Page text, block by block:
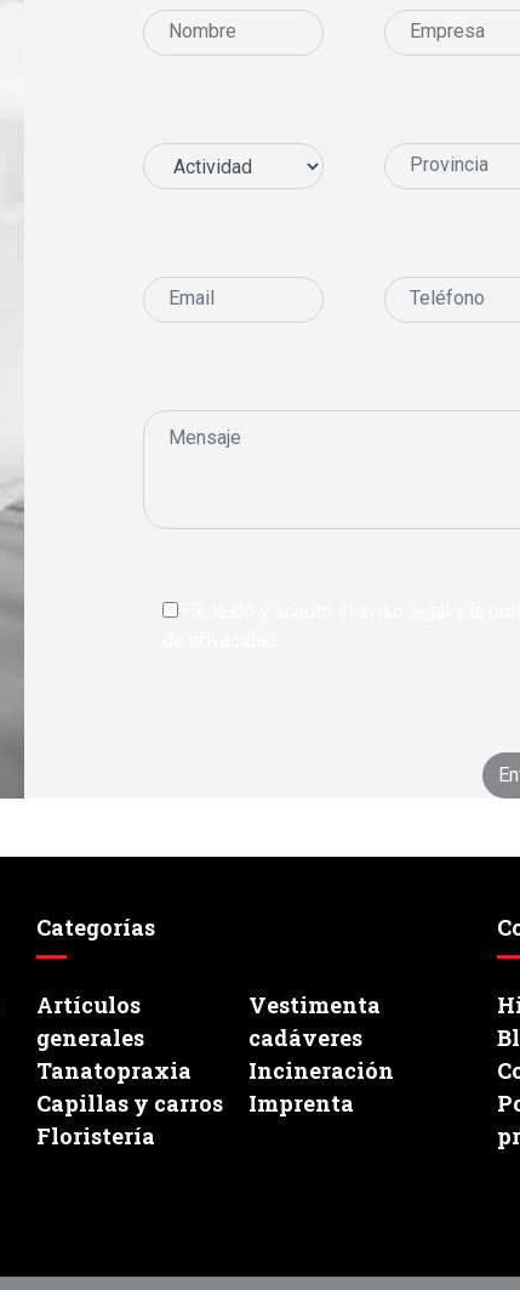
Categorías
Artículos
generales
Vestimenta
cadáveres
Tanatopraxia
Incineración
Capillas y carros
Imprenta
Floristería